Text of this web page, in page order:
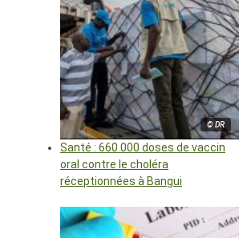
© DR
Santé : 660 000 doses de vaccin
oral contre le choléra
réceptionnées à Bangui